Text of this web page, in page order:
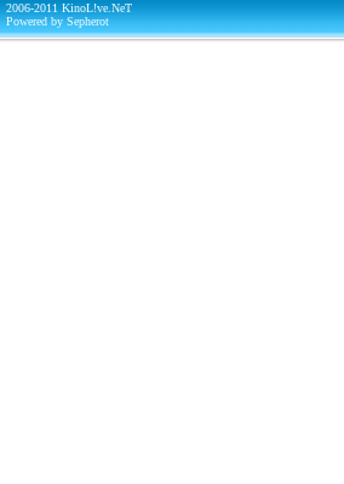
2006-2011 KinoL!ve.NeT
Powered by Sepherot